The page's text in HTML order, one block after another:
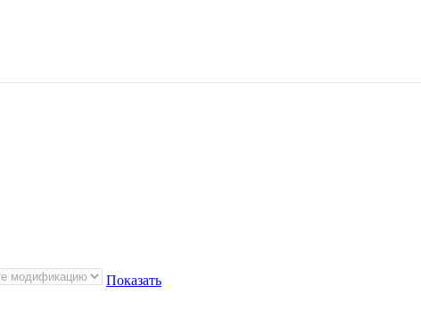
Показать